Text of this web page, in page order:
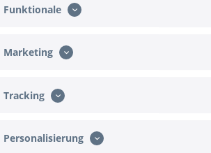
Set Zahl 5 aus Holz
Der fünfte Geburtstag muss doch
Topper kannst du den
einen großen Cake Topper mit dem
Funktionale
Marketing
Tracking
Personalisierung